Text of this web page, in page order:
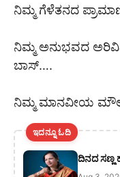
ನಿಮ್ಮ ಗೆಳೆತನದ
ನಿಮ್ಮ ಅನುಭವದ
ಬಾಸ್….
ನಿಮ್ಮ ಮಾನವೀಯ
ಇದನ್ನೂ ಓದಿ
ದಿನದ ಸಣ್ಣ